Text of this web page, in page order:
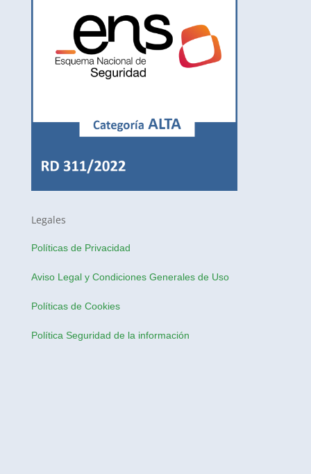
Legales
Políticas de Privacidad
Aviso Legal y Condiciones Generales de Uso
Políticas de Cookies
Política Seguridad de la información